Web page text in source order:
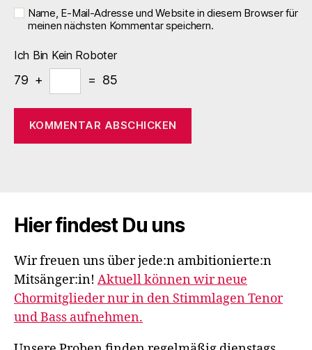
Name, E-Mail-Adresse und Website in diesem Browser für
meinen nächsten Kommentar speichern.
Ich Bin Kein Roboter
79 + = 85
Hier findest Du uns
Wir freuen uns über jede:n ambitionierte:n
Mitsänger:in! Aktuell können wir neue
Chormitglieder nur in den Stimmlagen Tenor
und Bass aufnehmen.